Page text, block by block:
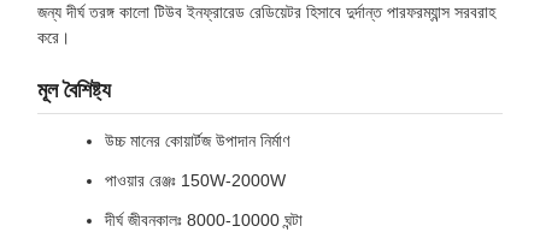
জন্য দীর্ঘ তরঙ্গ কালো টিউব ইনফ্রারেড রেডিয়েটর হিসাবে দুর্দান্ত পারফরম্যান্স সরবরাহ
করে।
মূল বৈশিষ্ট্য
উচ্চ মানের কোয়ার্টজ উপাদান নির্মাণ
পাওয়ার রেঞ্জঃ 150W-2000W
দীর্ঘ জীবনকালঃ 8000-10000 ঘন্টা